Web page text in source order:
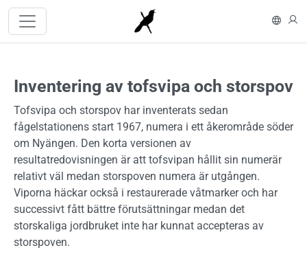
Hoppa till huvudinnehåll
In
Inventering av tofsvipa och storspov
Tofsvipa och storspov har inventerats sedan
fågelstationens start 1967, numera i ett åkerområde söder
om Nyängen. Den korta versionen av
resultatredovisningen är att tofsvipan hållit sin numerär
relativt väl medan storspoven numera är utgången.
Viporna häckar också i restaurerade våtmarker och har
successivt fått bättre förutsättningar medan det
storskaliga jordbruket inte har kunnat accepteras av
storspoven.